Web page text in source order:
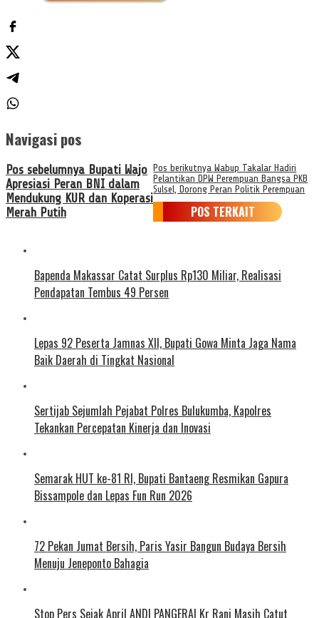
Navigasi pos
Pos sebelumnya Bupati Wajo
Apresiasi Peran BNI dalam
Mendukung KUR dan Koperasi
Merah Putih
Pos berikutnya Wabup Takalar Hadiri
Pelantikan DPW Perempuan Bangsa PKB
Sulsel, Dorong Peran Politik Perempuan
POS TERKAIT
Bapenda Makassar Catat Surplus Rp130 Miliar, Realisasi
Pendapatan Tembus 49 Persen
Lepas 92 Peserta Jamnas XII, Bupati Gowa Minta Jaga Nama
Baik Daerah di Tingkat Nasional
Sertijab Sejumlah Pejabat Polres Bulukumba, Kapolres
Tekankan Percepatan Kinerja dan Inovasi
Semarak HUT ke-81 RI, Bupati Bantaeng Resmikan Gapura
Bissampole dan Lepas Fun Run 2026
72 Pekan Jumat Bersih, Paris Yasir Bangun Budaya Bersih
Menuju Jeneponto Bahagia
Stop Pers Sejak April ANDI PANGERAI Kr Rani Masih Catut